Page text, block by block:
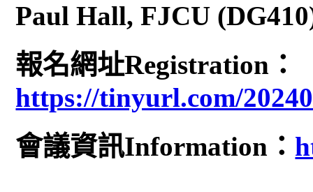
Paul Hall, FJCU
報名網址Registration：
https://tinyurl.com/
會議資訊Information：